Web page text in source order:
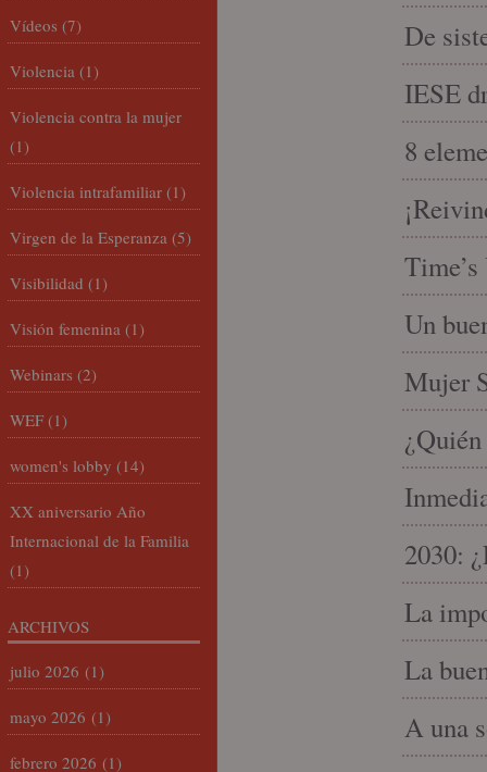
De
IESE
8
Un
Mujer
2030:
La
La
A una
Vídeos (7)
Violencia (1)
Violencia contra la mujer
(1)
Violencia intrafamiliar (1)
Virgen de la Esperanza (5)
Visibilidad (1)
Visión femenina (1)
Webinars (2)
WEF (1)
women's lobby (14)
XX aniversario Año
Internacional de la Familia
(1)
ARCHIVOS
julio 2026 (1)
mayo 2026 (1)
febrero 2026 (1)